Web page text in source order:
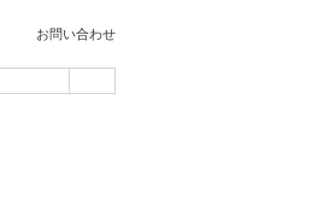
お問い合わせ